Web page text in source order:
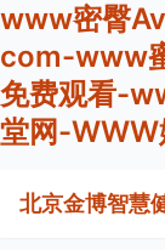
www密臀
com-www
免费观看-
堂网-